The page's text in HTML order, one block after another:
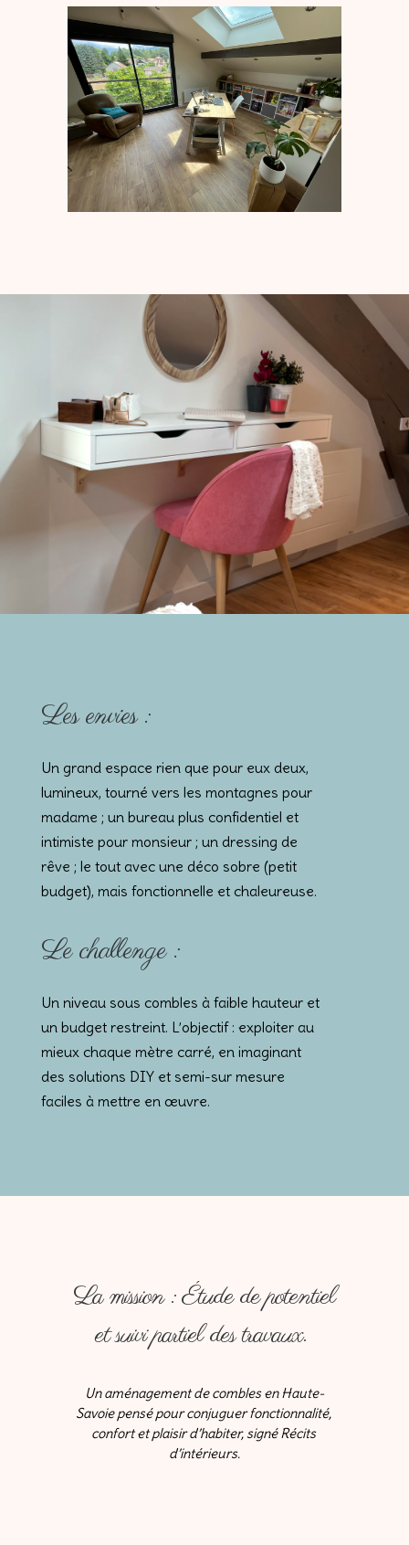
Les envies :
Un grand espace rien que pour eux deux,
lumineux, tourné vers les montagnes pour
madame ; un bureau plus confidentiel et
intimiste pour monsieur ; un dressing de
rêve ; le tout avec une déco sobre (petit
budget), mais fonctionnelle et chaleureuse.
Le challenge :
Un niveau sous combles à faible hauteur et
un budget restreint. L’objectif : exploiter au
mieux chaque mètre carré, en imaginant
des solutions DIY et semi-sur mesure
faciles à mettre en œuvre.
La mission : Étude de potentiel
et suivi partiel des travaux.
Un aménagement de combles en Haute-
Savoie pensé pour conjuguer fonctionnalité,
confort et plaisir d’habiter, signé Récits
d’intérieurs.